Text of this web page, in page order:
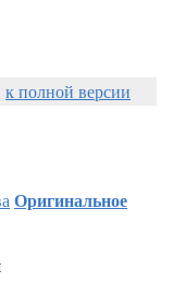
к полной версии
Оригинальное